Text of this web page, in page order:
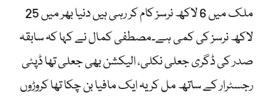
ملک میں 6 لاکھ نرسز کام کر رہی ہیں دنیا بھر میں 25
لاکھ نرسز کی کمی ہے۔مصطفی کمال نے کہا کہ سابقہ
صدر کی ڈگری جعلی نکلی، الیکشن بھی جعلی تھا ڈپٹی
رجسٹرار کے ساتھ مل کر یہ ایک مافیا بن چکا تھا کروڑوں